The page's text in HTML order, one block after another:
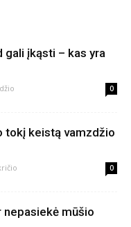
gali įkąsti – kas yra
0
tokį keistą vamzdžio
0
mūšio